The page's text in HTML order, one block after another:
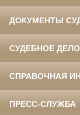
ДОКУМЕНТЫ
СУДЕБНОЕ
СПРАВОЧНАЯ
ПРЕСС-СЛУЖБА